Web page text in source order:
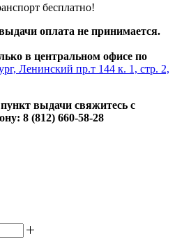
бесплатно!
оплата не принимается.
в центральном офисе по
Ленинский пр.т 144 к. 1, стр. 2,
выдачи свяжитесь с
8 (812) 660-58-28